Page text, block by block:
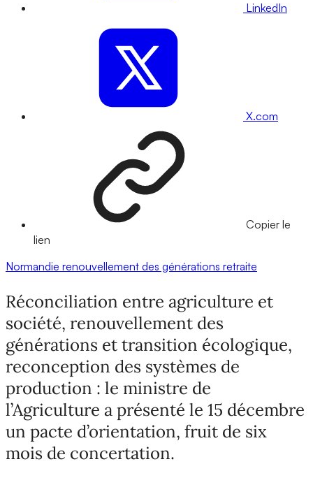
LinkedIn
X.com
Copier le
lien
Normandie renouvellement des générations retraite
Réconciliation entre agriculture et
société, renouvellement des
générations et transition écologique,
reconception des systèmes de
production : le ministre de
l’Agriculture a présenté le 15 décembre
un pacte d’orientation, fruit de six
mois de concertation.